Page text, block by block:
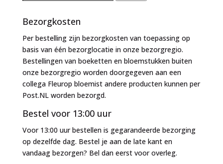
Bezorgkosten
Per bestelling zijn bezorgkosten van toepassing op
basis van één bezorglocatie in onze bezorgregio.
Bestellingen van boeketten en bloemstukken buiten
onze bezorgregio worden doorgegeven aan een
collega Fleurop bloemist andere producten kunnen per
Post.NL worden bezorgd.
Bestel voor 13:00 uur
Voor 13:00 uur bestellen is gegarandeerde bezorging
op dezelfde dag. Bestel je aan de late kant en
vandaag bezorgen? Bel dan eerst voor overleg.